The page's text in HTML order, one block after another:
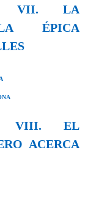
VII. LA
ÉPICA
VIII. EL
ACERCA